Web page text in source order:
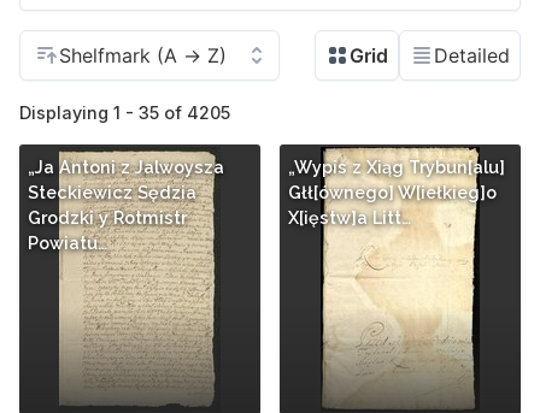
Displaying 1 - 35 of 4205
„Ja Antoni z Jalwoysza
Steckiewicz Sędzia
Grodzki y Rotmistr
Powiatu…
„Wypis z Xiąg Trybun[alu]
Głł[ównego] W[iełkieg]o
X[ięstw]a Litt…